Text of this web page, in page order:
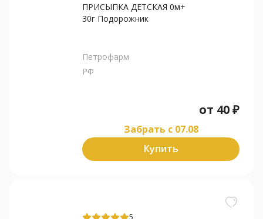
ПРИСЫПКА ДЕТСКАЯ 0м+
30г Подорожник
Петрофарм
РФ
от 40₽
Забрать c 07.08
Купить
5